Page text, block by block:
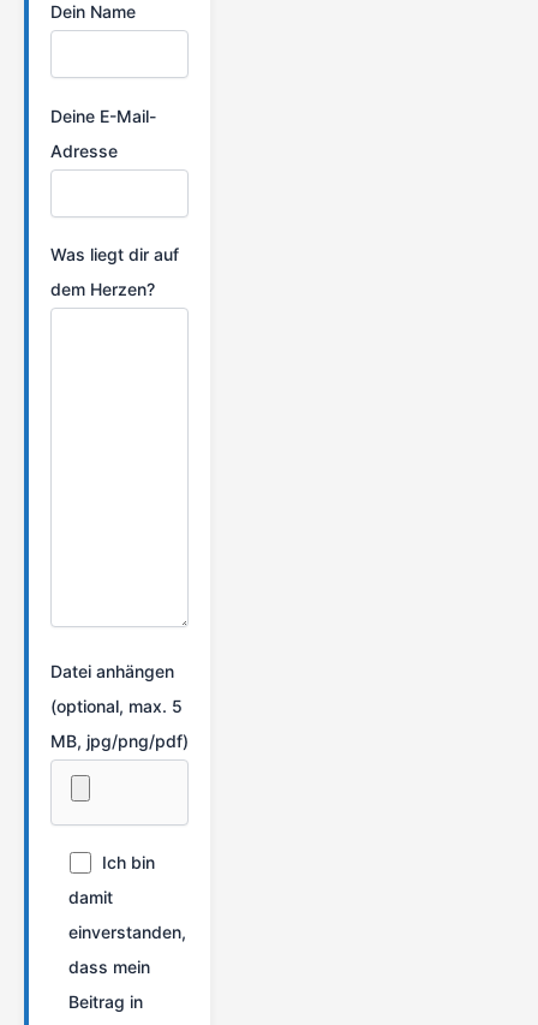
Dein Name
Deine E-Mail-
Adresse
Was liegt dir auf
dem Herzen?
Datei anhängen
(optional, max. 5
MB, jpg/png/pdf)
Ich bin
damit
einverstanden,
dass mein
Beitrag in